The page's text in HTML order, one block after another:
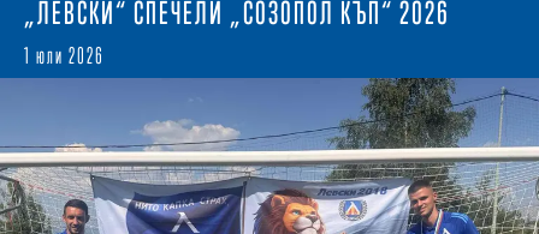
„ЛЕВСКИ“ СПЕЧЕЛИ „СОЗОПОЛ КЪП“ 2026
1 юли 2026